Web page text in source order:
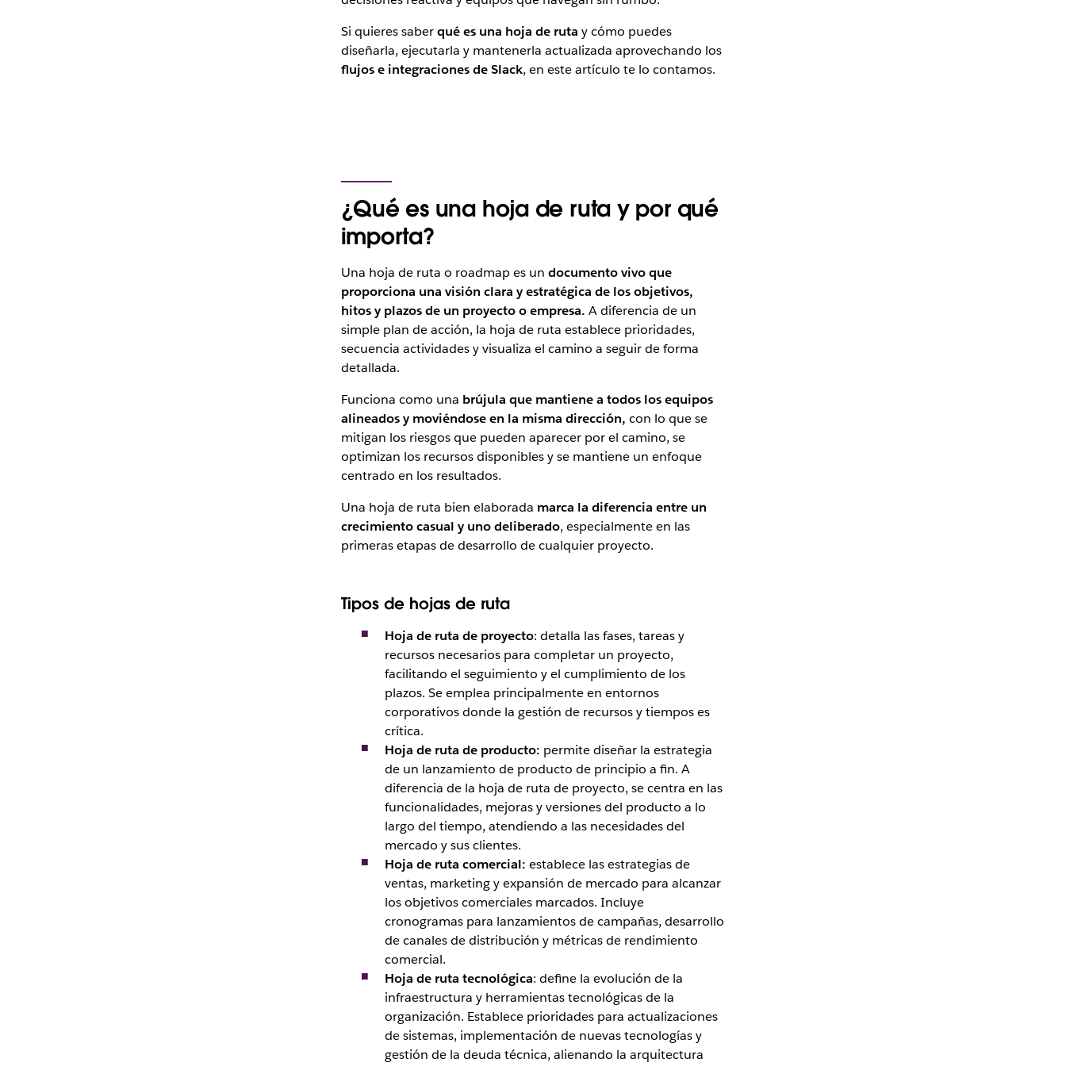
Si quieres saberqué es una hoja de ruta y cómo puedes
diseñarla, ejecutarla y mantenerla actualizada aprovechando los
flujos e integraciones de Slack, en este artículo te lo contamos.
¿Qué es una hoja de ruta y por qué
importa?
Una hoja de ruta o roadmapes un documento vivo que
proporciona una visión clara y estratégica de los objetivos,
hitos y plazos de un proyecto o empresa. A diferencia de un
simple plan de acción, la hoja de ruta establece prioridades,
secuencia actividades y visualiza el camino a seguir de forma
detallada.
Funciona como una brújula que mantiene a todos los equipos
alineados y moviéndose en la misma dirección, con lo que se
mitigan los riesgos que pueden aparecer por el camino, se
optimizan los recursos disponibles y se mantiene un enfoque
centrado en los resultados.
Una hoja de ruta bien elaborada marca la diferencia entre un
crecimiento casual y uno deliberado, especialmente en las
primeras etapas de desarrollo de cualquier proyecto.
Tipos de hojas de ruta
Hoja de ruta de proyecto: detalla las fases, tareas y
recursos necesarios para completar un proyecto,
facilitando el seguimiento y el cumplimiento de los
plazos. Se emplea principalmente en entornos
corporativos donde la gestión de recursos y tiempos es
crítica.
Hoja de ruta de producto: permite diseñar la estrategia
de un lanzamiento de producto de principio a fin. A
diferencia de la hoja de ruta de proyecto, se centra en las
funcionalidades, mejoras y versiones del producto a lo
largo del tiempo, atendiendo a las necesidades del
mercado y sus clientes.
Hoja de ruta comercial: establece las estrategias de
ventas, marketing y expansión de mercado para alcanzar
los objetivos comerciales marcados. Incluye
cronogramas para lanzamientos de campañas, desarrollo
de canales de distribución y métricas de rendimiento
comercial.
Hoja de ruta tecnológica: define la evolución de la
infraestructura y herramientas tecnológicas de la
organización. Establece prioridades para actualizaciones
de sistemas, implementación de nuevas tecnologías y
gestión de la deuda técnica, alienando la arquitectura